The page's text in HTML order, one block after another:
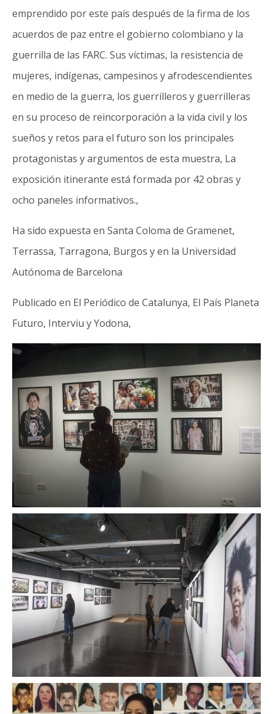
emprendido por este país después de la firma de los
acuerdos de paz entre el gobierno colombiano y la
guerrilla de las FARC. Sus víctimas, la resistencia de
mujeres, indígenas, campesinos y afrodescendientes
en medio de la guerra, los guerrilleros y guerrilleras
en su proceso de reincorporación a la vida civil y los
sueños y retos para el futuro son los principales
protagonistas y argumentos de esta muestra, La
exposición itinerante está formada por 42 obras y
ocho paneles informativos.,
Ha sido expuesta en Santa Coloma de Gramenet,
Terrassa, Tarragona, Burgos y en la Universidad
Autónoma de Barcelona
Publicado en El Periódico de Catalunya, El País Planeta
Futuro, Interviu y Yodona,